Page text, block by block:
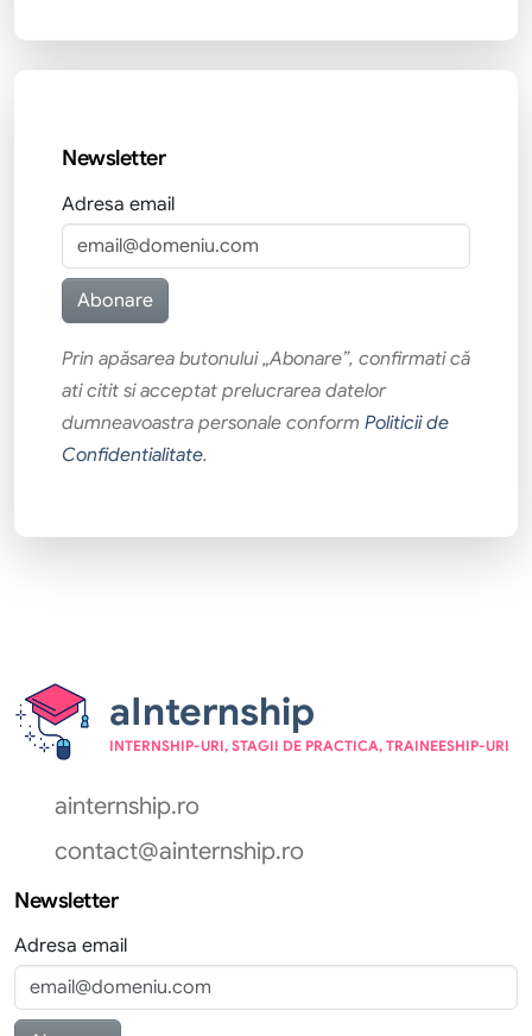
Newsletter
Adresa email
Prin apăsarea butonului „Abonare”, confirmati că
ati citit si acceptat prelucrarea datelor
dumneavoastra personale conform Politicii de
Confidentialitate.
aInternship
INTERNSHIP-URI, STAGII DE PRACTICA, TRAINEESHIP-URI
ainternship.ro
contact@ainternship.ro
Newsletter
Adresa email